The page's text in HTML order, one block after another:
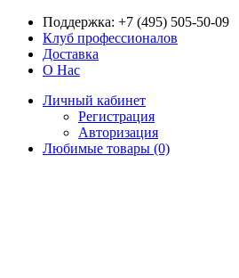
Поддержка: +7 (495) 505-50-09
Клуб профессионалов
Доставка
О Нас
Личный кабинет
Регистрация
Авторизация
Любимые товары (0)